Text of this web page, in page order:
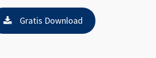
Gratis Download